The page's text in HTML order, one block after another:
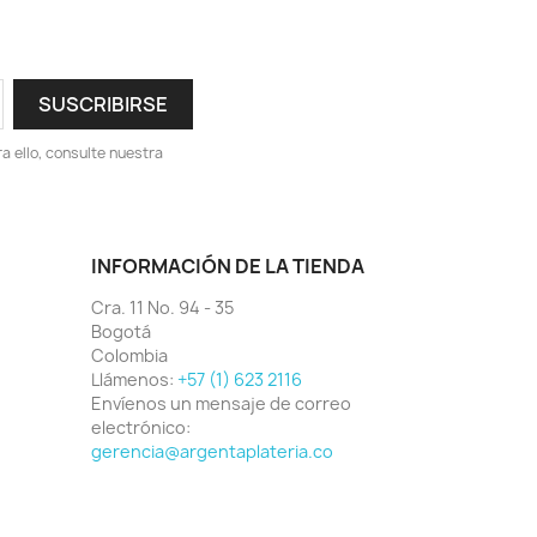
ello, consulte nuestra
INFORMACIÓN DE LA TIENDA
Cra. 11 No. 94 - 35
Bogotá
Colombia
Llámenos: +57 (1) 623 2116
Envíenos un mensaje de correo
electrónico:
gerencia@argentaplateria.co